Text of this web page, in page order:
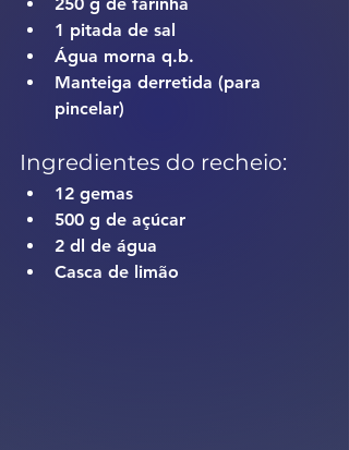
1 pitada de sal
Água morna q.b.
Manteiga derretida (para
pincelar)
Ingredientes do recheio:
12 gemas
500 g de açúcar
2 dl de água
Casca de limão